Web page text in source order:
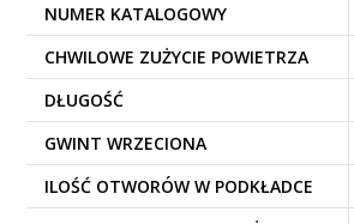
NUMER KATALOGOWY
CHWILOWE ZUŻYCIE POWIETRZA
DŁUGOŚĆ
GWINT WRZECIONA
ILOŚĆ OTWORÓW W PODKŁADCE